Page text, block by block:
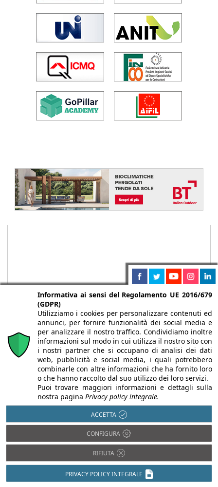
Chi siamo Autori Per la tua pubblicità
Iscriviti alla
newsletter
Infobuild è testata registrata presso il Tribunale di Milano al n° 63
dell’8/3/2013 - ISSN 2282-2267
© 2000-2026 Infoweb srl - P.IVA 13155920153 - Tutti i diritti
riservati |Privacy
Informativa ai sensi del Regolamento UE 2016/679
(GDPR)
Utilizziamo i cookies per personalizzare contenuti ed
annunci, per fornire funzionalità dei social media e
per analizzare il nostro traffico. Condividiamo inoltre
informazioni sul modo in cui utilizza il nostro sito con
i nostri partner che si occupano di analisi dei dati
web, pubblicità e social media, i quali potrebbero
combinarle con altre informazioni che ha fornito loro
o che hanno raccolto dal suo utilizzo dei loro servizi.
Puoi trovare maggiori informazioni e dettagli sulla
nostra pagina Privacy policy integrale.
ACCETTA
CONFIGURA
RIFIUTA
PRIVACY POLICY INTEGRALE